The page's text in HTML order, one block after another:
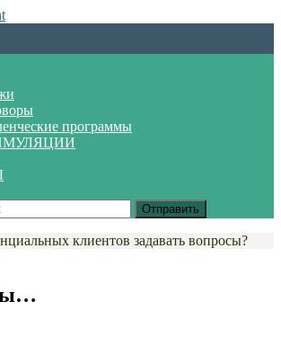
программы
Отправить
клиентов задавать вопросы?